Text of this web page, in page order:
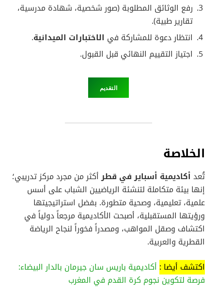
رفع الوثائق المطلوبة (صور شخصية، شهادة مدرسية،
تقارير طبية).
انتظار دعوة للمشاركة في الاختبارات الميدانية.
اجتياز التقييم النهائي قبل القبول.
التقديم
الخلاصة
تُعد أكاديمية أسباير في قطرأكثر من مجرد مركز تدريبي؛
إنها بيئة متكاملة لتنشئة الرياضيين الشباب على أسس
علمية، تعليمية، وصحية متطورة. بفضل استراتيجيتها
ورؤيتها المستقبلية، أصبحت الأكاديمية مرجعاً دولياً في
اكتشاف وصقل المواهب، ومصدراً فخوراً لنجاح الرياضة
القطرية والعربية.
اكتشف أيضا : أكاديمية باريس سان جيرمان بالدار البيضاء:
فرصة لتكوين نجوم كرة القدم في المغرب